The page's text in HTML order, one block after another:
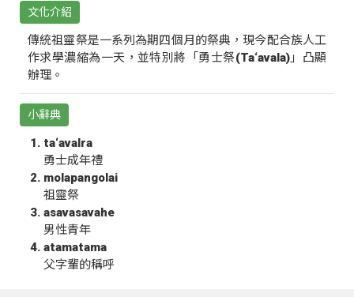
文化介紹
傳統祖靈祭是一系列為期四個月的祭典，現今配合族人工
作求學濃縮為一天，並特別將「勇士祭(Ta‘avala)」凸顯
辦理。
小辭典
ta‘avalra
勇士成年禮
molapangolai
祖靈祭
asavasavahe
男性青年
atamatama
父字輩的稱呼